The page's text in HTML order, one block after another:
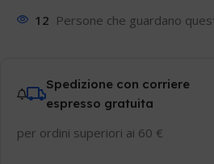
12 Persone che guardano
Spedizione con corriere
espresso gratuita
per ordini superiori ai 60 €